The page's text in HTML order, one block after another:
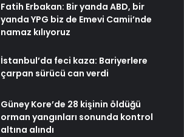
Fatih Erbakan: Bir yanda ABD, bir
yanda YPG biz de Emevi Camii’nde
namaz kılıyoruz
İstanbul’da feci kaza: Bariyerlere
çarpan sürücü can verdi
Güney Kore’de 28 kişinin öldüğü
orman yangınları sonunda kontrol
altına alındı